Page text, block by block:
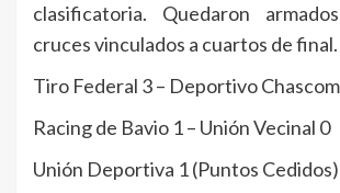
clasificatoria. Quedaron
cruces vinculados a cuartos de final.
Tiro Federal 3 – Deportivo
Racing de Bavio 1 – Unión Vecinal 0
Unión Deportiva 1 (Puntos Cedidos)